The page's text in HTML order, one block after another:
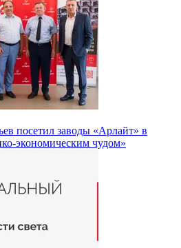
посетил заводы «Арлайт» в
экономическим чудом»